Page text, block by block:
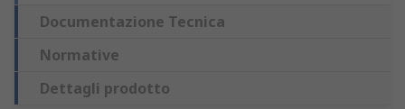
Documentazione Tecnica
Normative
Dettagli prodotto